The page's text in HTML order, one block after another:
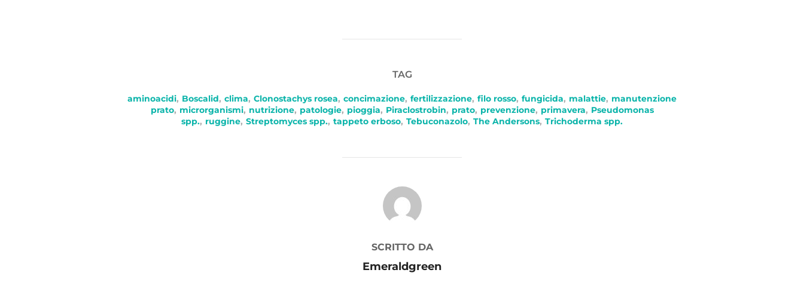
TAG
aminoacidi, Boscalid, clima, Clonostachys rosea, concimazione, fertilizzazione, filo rosso, fungicida, malattie, manutenzione
prato, microrganismi, nutrizione, patologie, pioggia, Piraclostrobin, prato, prevenzione, primavera, Pseudomonas
spp., ruggine, Streptomyces spp., tappeto erboso, Tebuconazolo, The Andersons, Trichoderma spp.
AUTORE DELL'ARTICOLO
SCRITTO DA
Emeraldgreen